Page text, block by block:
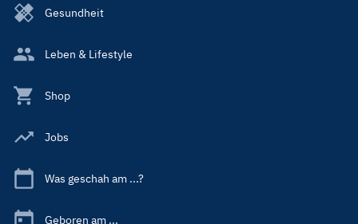
Gesundheit
Leben & Lifestyle
Shop
Jobs
Was geschah am ...?
Geboren am ...